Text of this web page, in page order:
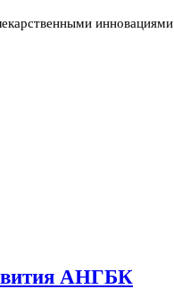
инновациями
АНГБК